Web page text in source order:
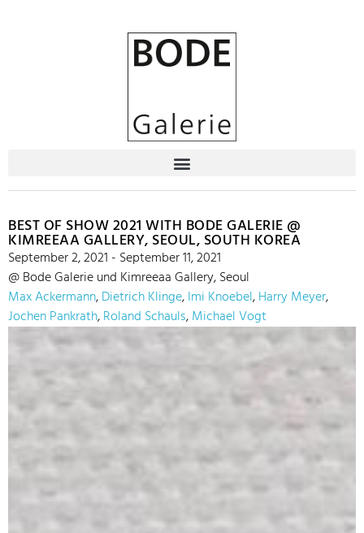
BEST OF SHOW 2021 WITH BODE GALERIE @
KIMREEAA GALLERY, SEOUL, SOUTH KOREA
September 2, 2021 - September 11, 2021
@ Bode Galerie und Kimreeaa Gallery, Seoul
Max Ackermann,Dietrich Klinge,Imi Knoebel,Harry Meyer,
Jochen Pankrath,Roland Schauls,Michael Vogt